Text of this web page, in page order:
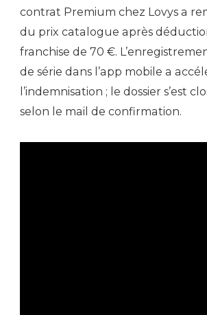
contrat Premium chez Lovys a
du prix catalogue après
franchise de 70 €.
de série dans l’app mobile a
l’indemnisation ; le dossier s’est
selon le mail de confirmation.